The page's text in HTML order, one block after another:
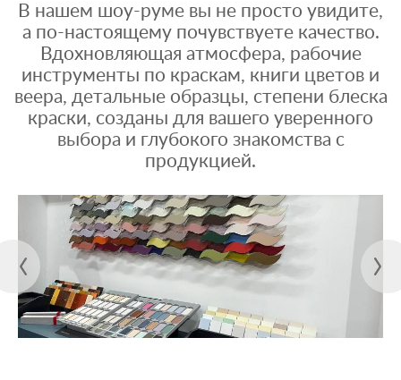
В нашем шоу-руме вы не просто увидите,
а по-настоящему почувствуете качество.
Вдохновляющая атмосфера, рабочие
инструменты по краскам, книги цветов и
веера, детальные образцы, степени блеска
краски, созданы для вашего уверенного
выбора и глубокого знакомства с
продукцией.